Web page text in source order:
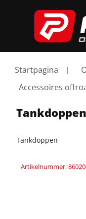
Startpagina
Accessoires
Tankdoppen
Tankdoppen
Artikelnummer: